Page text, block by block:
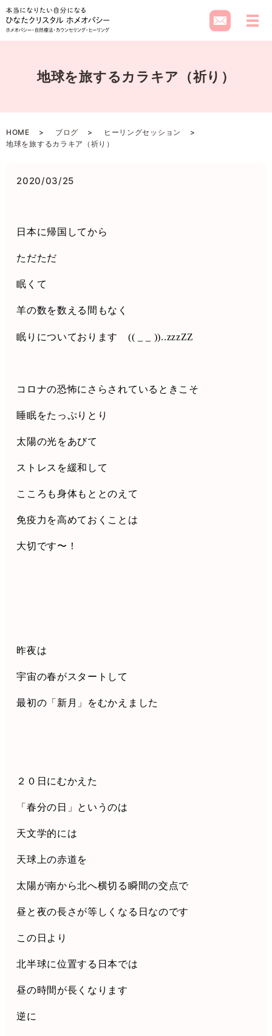
メ
地球を旅するカラキア（祈り）
HOME ブログ
ヒーリングセッション
地球を旅するカラキア（祈り）
2020/03/25
日本に帰国してから
ただただ
眠くて
羊の数を数える間もなく
眠りについております (( _ _ ))..zzzZZ
コロナの恐怖にさらされているときこそ
睡眠をたっぷりとり
太陽の光をあびて
ストレスを緩和して
こころも身体もととのえて
免疫力を高めておくことは
大切です〜！
昨夜は
宇宙の春がスタートして
最初の「新月」をむかえました
２０日にむかえた
「春分の日」というのは
天文学的には
天球上の赤道を
太陽が南から北へ横切る瞬間の交点で
昼と夜の長さが等しくなる日なのです
この日より
北半球に位置する日本では
昼の時間が長くなります
逆に